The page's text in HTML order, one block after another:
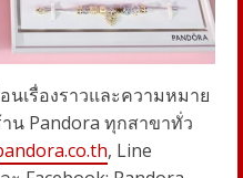
เรื่องราวและความหมาย
น Pandora ทุกสาขาทั่ว
, Line